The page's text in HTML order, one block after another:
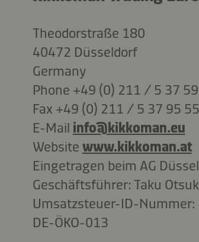
Theodorstraße 180
40472 Düsseldorf
Germany
Phone +49 (0) 211 / 5 37
Fax +49 (0) 211 / 5 37 95 55
E-Mail info@kikkoman.eu
Website www.kikkoman.at
Eingetragen beim AG
Geschäftsführer: Taku
Umsatzsteuer-ID-Nummer:
DE-ÖKO-013